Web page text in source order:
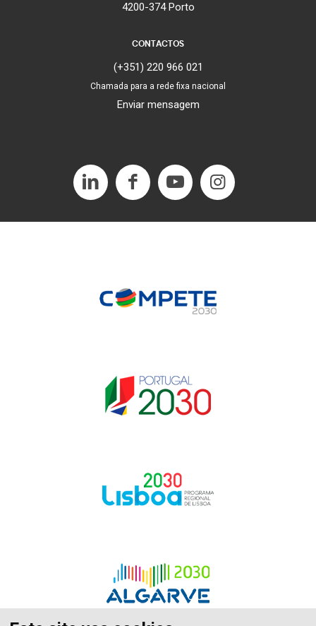
4200-374 Porto
CONTACTOS
(+351) 220 966 021
Chamada para a rede fixa nacional
Enviar mensagem